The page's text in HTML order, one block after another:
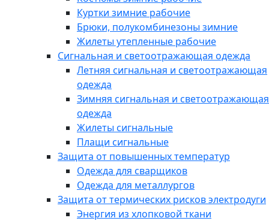
Куртки зимние рабочие
Брюки, полукомбинезоны зимние
Жилеты утепленные рабочие
Сигнальная и светоотражающая одежда
Летняя сигнальная и светоотражающая
одежда
Зимняя сигнальная и светоотражающая
одежда
Жилеты сигнальные
Плащи сигнальные
Защита от повышенных температур
Одежда для сварщиков
Одежда для металлургов
Защита от термических рисков электродуги
Энергия из хлопковой ткани